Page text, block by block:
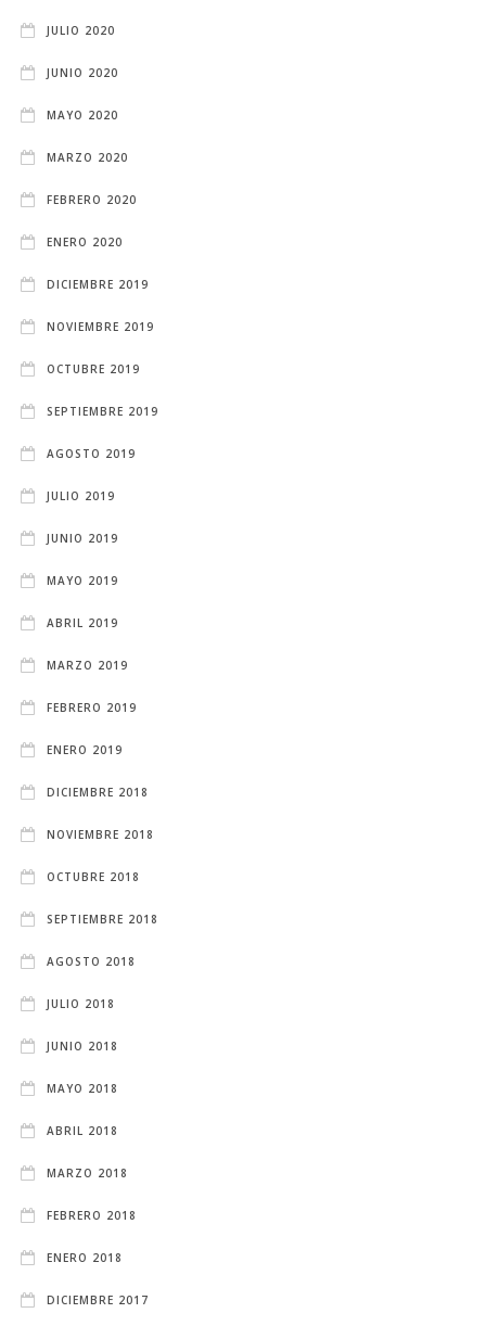
JULIO 2020
JUNIO 2020
MAYO 2020
MARZO 2020
FEBRERO 2020
ENERO 2020
DICIEMBRE 2019
NOVIEMBRE 2019
OCTUBRE 2019
SEPTIEMBRE 2019
AGOSTO 2019
JULIO 2019
JUNIO 2019
MAYO 2019
ABRIL 2019
MARZO 2019
FEBRERO 2019
ENERO 2019
DICIEMBRE 2018
NOVIEMBRE 2018
OCTUBRE 2018
SEPTIEMBRE 2018
AGOSTO 2018
JULIO 2018
JUNIO 2018
MAYO 2018
ABRIL 2018
MARZO 2018
FEBRERO 2018
ENERO 2018
DICIEMBRE 2017